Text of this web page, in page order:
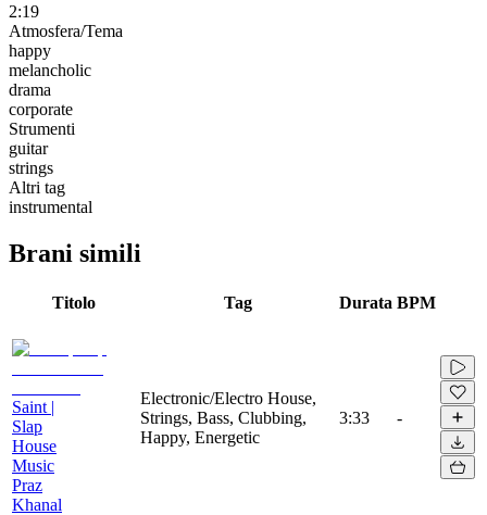
2:19
Atmosfera/Tema
happy
melancholic
drama
corporate
Strumenti
guitar
strings
Altri tag
instrumental
Brani simili
Titolo Tag Durata BPM
Saint |
Slap
House
Music
Praz
Khanal
Electronic/Electro House,
Strings, Bass, Clubbing,
Happy, Energetic
3:33 -